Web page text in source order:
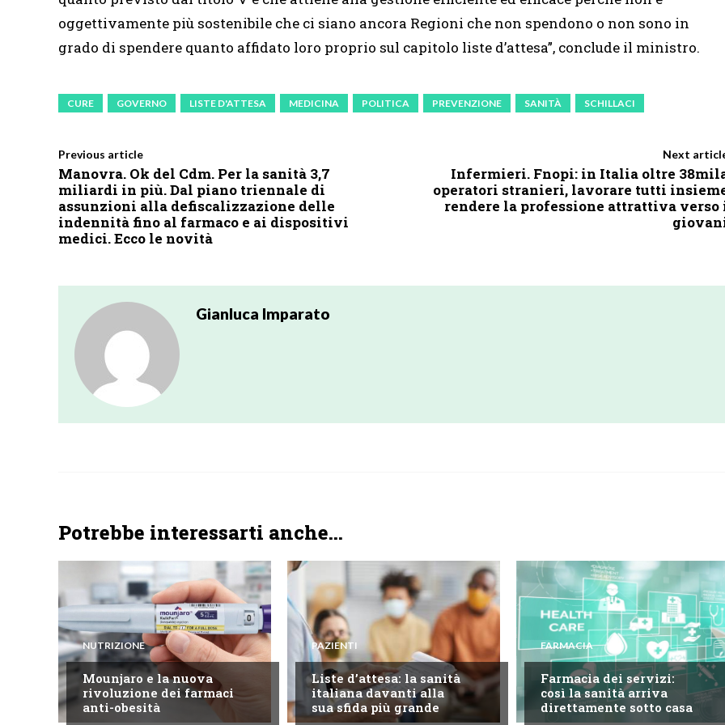
oggettivamente più sostenibile che ci siano ancora Regioni che non spendono o non sono in
grado di spendere quanto affidato loro proprio sul capitolo liste d’attesa”, conclude il ministro.
CURE GOVERNO LISTE D'ATTESA MEDICINA POLITICA PREVENZIONE SANITÀ SCHILLACI
Previous article
Manovra. Ok del Cdm. Per la sanità 3,7
miliardi in più. Dal piano triennale di
assunzioni alla defiscalizzazione delle
indennità fino al farmaco e ai dispositivi
medici. Ecco le novità
Next
Infermieri. Fnopi: in Italia oltre
operatori stranieri, lavorare tutti
rendere la professione attrattiva verso
Gianluca Imparato
Potrebbe interessarti anche...
NUTRIZIONE
Mounjaro e la nuova
rivoluzione dei farmaci
anti-obesità
PAZIENTI
Liste d’attesa: la sanità
italiana davanti alla
sua sfida più grande
FARMACIA
Farmacia dei servizi:
così la sanità arriva
direttamente sotto casa